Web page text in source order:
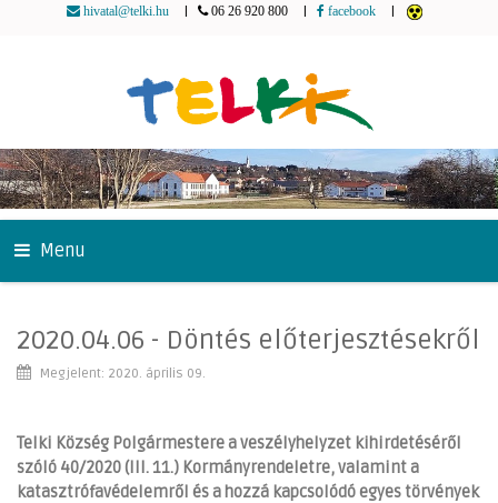
hivatal@telki.hu 06 26 920 800 facebook
Menu
2020.04.06 - Döntés előterjesztésekről
Megjelent: 2020. április 09.
Telki Község Polgármestere a veszélyhelyzet kihirdetéséről
szóló 40/2020 (III. 11.) Kormányrendeletre, valamint a
katasztrófavédelemről és a hozzá kapcsolódó egyes törvények